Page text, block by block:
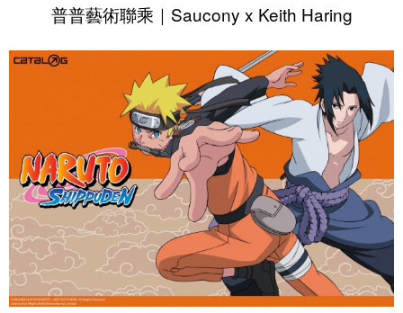
普普藝術聯乘｜Saucony x Keith Haring